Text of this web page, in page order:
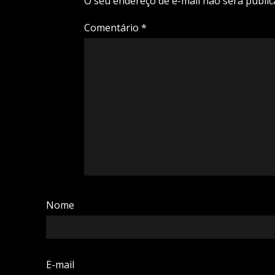
Comentário *
Nome
E-mail